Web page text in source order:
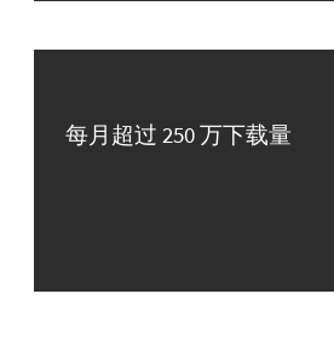
每月超过 250 万下载量